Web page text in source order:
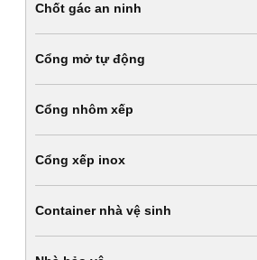
Chốt gác an ninh
Cổng mở tự động
Cổng nhôm xếp
Cổng xếp inox
Container nhà vệ sinh